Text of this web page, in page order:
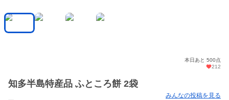
本日あと 500点
212
知多半島特産品 ふところ餅 2袋
みんなの投稿を見る